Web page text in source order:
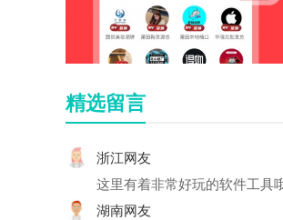
精选留言
浙江网友
这里有着非常好玩的软件工具
湖南网友